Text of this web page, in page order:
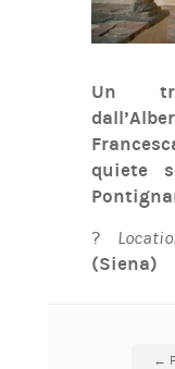
Un
quiete
?
(Siena)
←